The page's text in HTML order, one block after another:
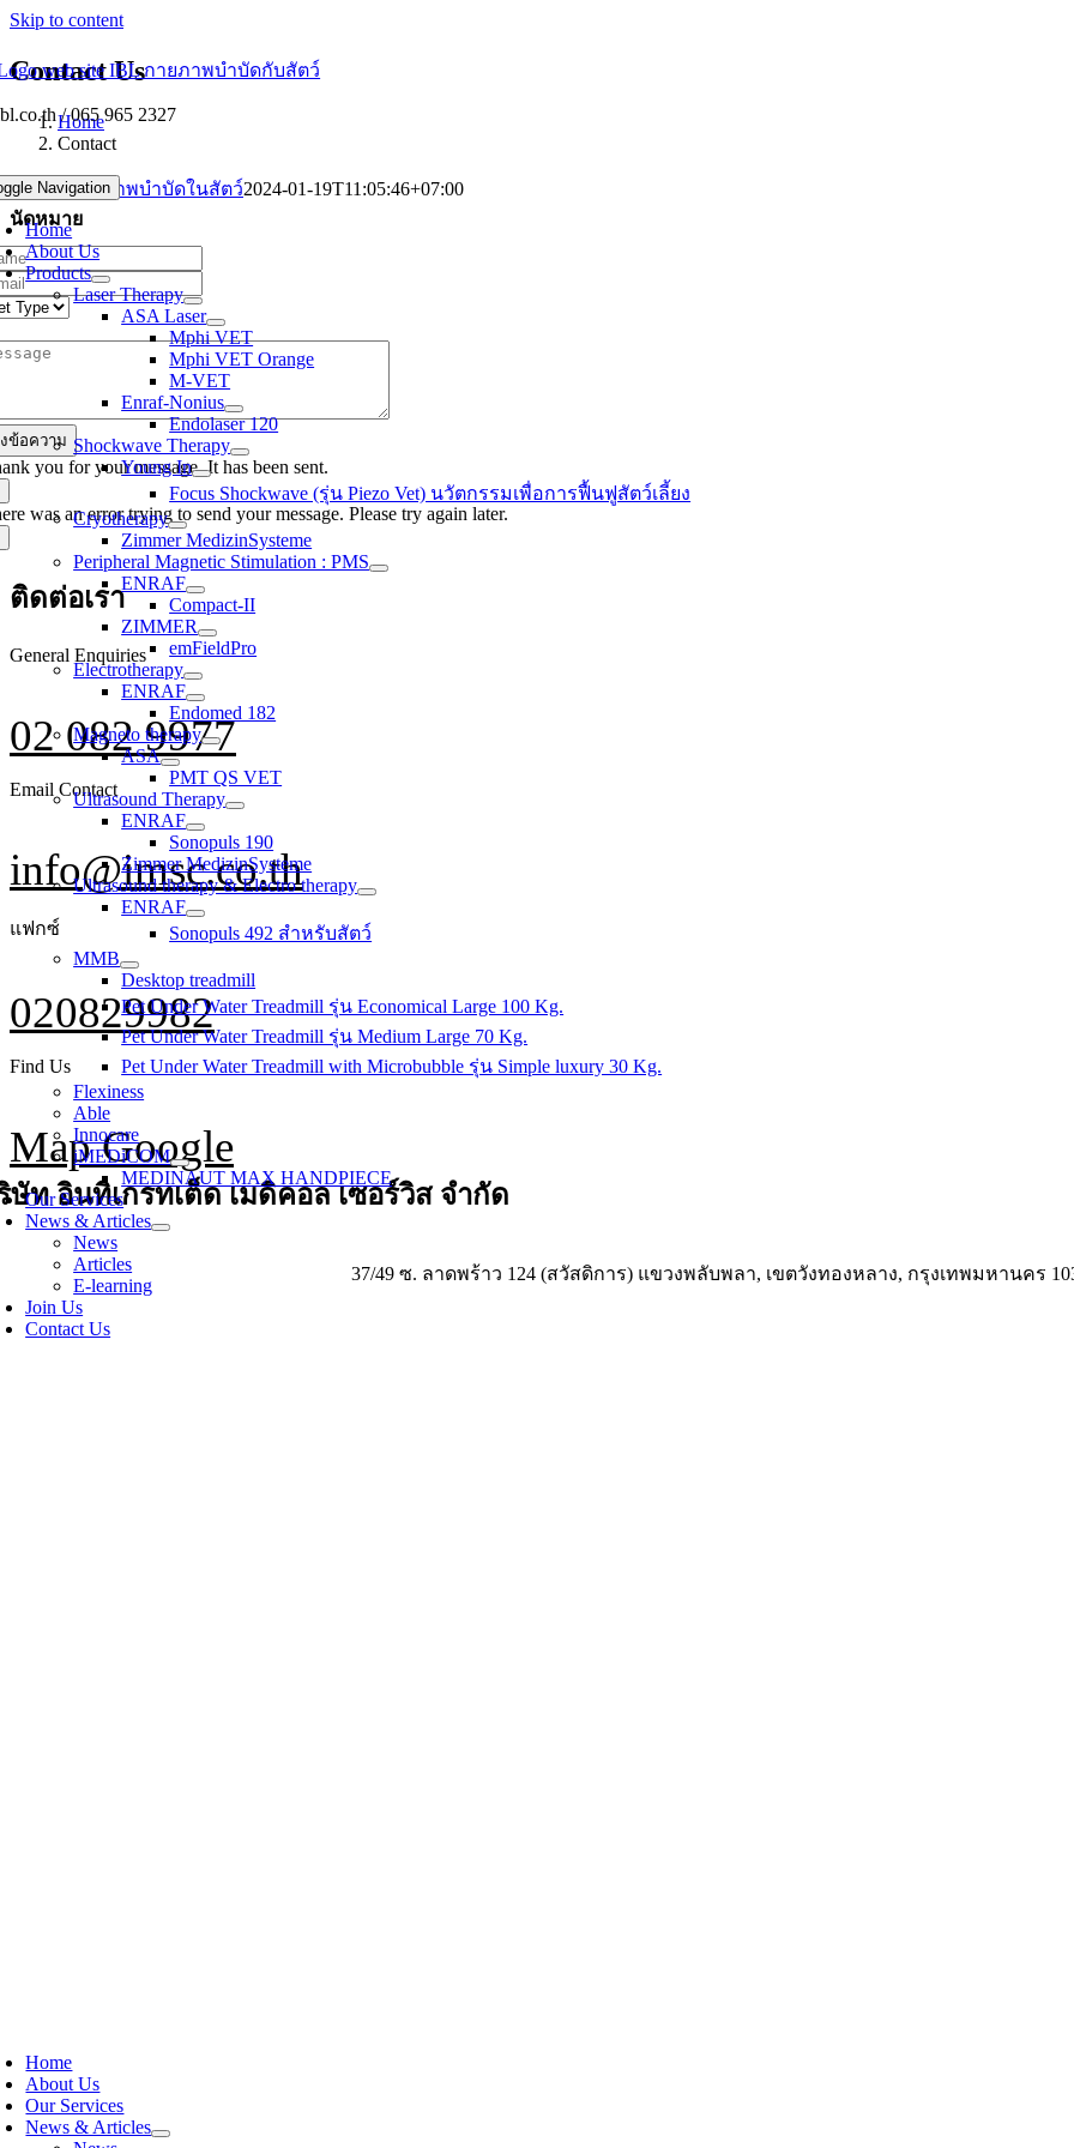
Skip to content
/ 065 965 2327
Navigation
Home
About Us
Products
Laser Therapy
ASA Laser
Mphi VET
Mphi VET Orange
M-VET
Enraf-Nonius
Endolaser 120
Shockwave Therapy
Young In
Focus Shockwave (รุ่น Piezo Vet) นวัตกรรมเพื่อการฟื้นฟูสัตว์เลี้ยง
Cryotherapy
Zimmer MedizinSysteme
Peripheral Magnetic Stimulation : PMS
ENRAF
Compact-II
ZIMMER
emFieldPro
Electrotherapy
ENRAF
Endomed 182
Magneto therapy
ASA
PMT QS VET
Ultrasound Therapy
ENRAF
Sonopuls 190
Zimmer MedizinSysteme
Ultrasound therapy & Electro therapy
ENRAF
Sonopuls 492 สำหรับสัตว์
MMB
Desktop treadmill
Pet Under Water Treadmill รุ่น Economical Large 100 Kg.
Pet Under Water Treadmill รุ่น Medium Large 70 Kg.
Pet Under Water Treadmill with Microbubble รุ่น Simple luxury 30 Kg.
Flexiness
Able
Innocare
iMEDiCOM
MEDINAUT MAX HANDPIECE
Our Services
News & Articles
News
Articles
E-learning
Join Us
Contact Us
Contact Us
Home
Contact
Contactกายภาพบำบัดในสัตว์2024-01-19T11:05:46+07:00
นัดหมาย
ข้อความ
you for your message. It has been sent.
was an error trying to send your message. Please try again later.
ติดต่อเรา
General Enquiries
02 082 9977
Email Contact
info@imsc.co.th
แฟกซ์
020829982
Find Us
Map Google
ษัท อินทิเกรทเต็ด เมดิคอล เซอร์วิส จำกัด
37/49 ซ. ลาดพร้าว 124 (สวัสดิการ) แขวงพลับพลา, เขตวังทองหลาง, กรุงเทพมหานคร
Home
About Us
Our Services
News & Articles